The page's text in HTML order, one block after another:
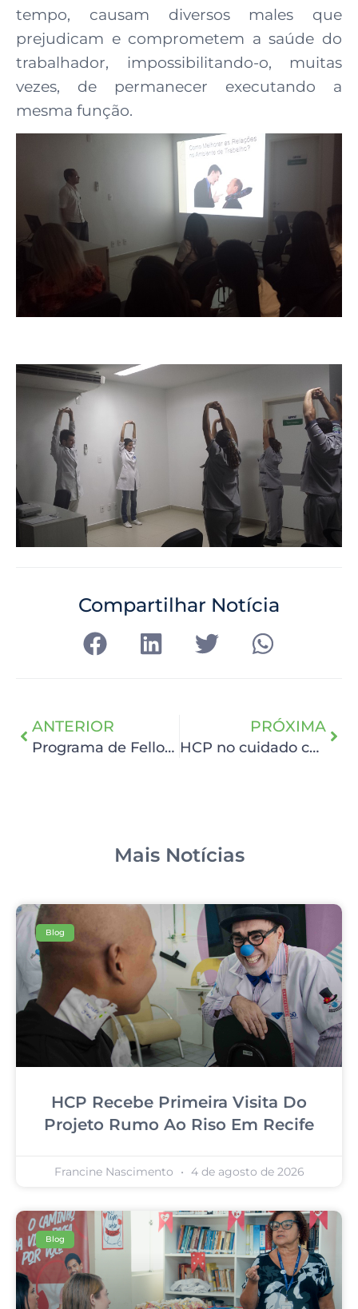
tempo, causam diversos males que
prejudicam e comprometem a saúde do
trabalhador, impossibilitando-o, muitas
vezes, de permanecer executando a
mesma função.
Compartilhar Notícia
ANTERIOR
Programa de Fellowship em Urologia divulga aprovado
PRÓXIMA
HCP no cuidado com a disfagia
Mais Notícias
Blog
HCP Recebe Primeira Visita Do
Projeto Rumo Ao Riso Em Recife
Francine Nascimento 4 de agosto de 2026
Blog